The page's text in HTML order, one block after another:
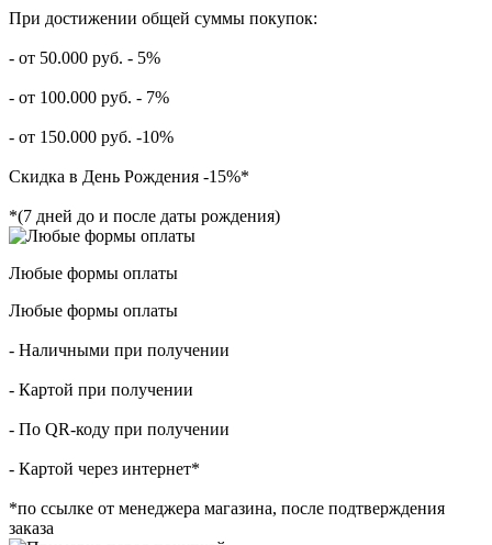
При достижении общей суммы покупок:
- от 50.000 руб. - 5%
- от 100.000 руб. - 7%
- от 150.000 руб. -10%
Скидка в День Рождения -15%*
*(7 дней до и после даты рождения)
Любые формы оплаты
Любые формы оплаты
- Наличными при получении
- Картой при получении
- По QR-коду при получении
- Картой через интернет*
*по ссылке от менеджера магазина, после подтверждения
заказа